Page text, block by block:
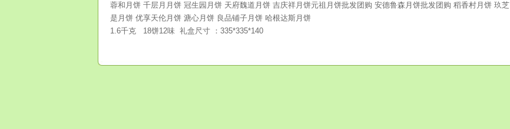
蓉和月饼 千层月月饼 冠生园月饼 天府魏道月饼 吉庆祥月饼元祖月饼批发团购 安德鲁森月饼批发团购 稻香村月饼 玖芝
是月饼 优享天伦月饼 溏心月饼 良品铺子月饼 哈根达斯月饼
1.6千克 18饼12味 礼盒尺寸 ：335*335*140